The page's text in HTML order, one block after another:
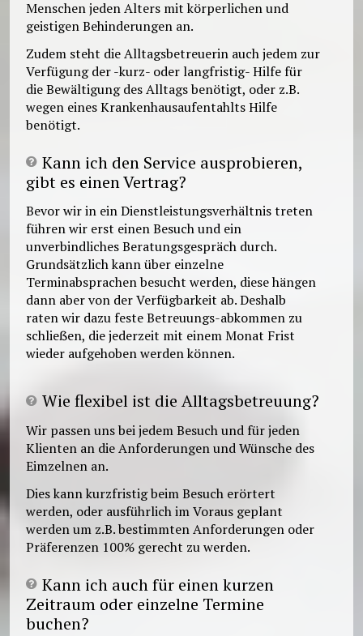
Menschen jeden Alters mit körperlichen und
geistigen Behinderungen an.
Zudem steht die Alltagsbetreuerin auch jedem zur
Verfügung der -kurz- oder langfristig- Hilfe für
die Bewältigung des Alltags benötigt, oder z.B.
wegen eines Krankenhausaufentahlts Hilfe
benötigt.
Kann ich den Service ausprobieren,
gibt es einen Vertrag?
Bevor wir in ein Dienstleistungsverhältnis treten
führen wir erst einen Besuch und ein
unverbindliches Beratungsgespräch durch.
Grundsätzlich kann über einzelne
Terminabsprachen besucht werden, diese hängen
dann aber von der Verfügbarkeit ab. Deshalb
raten wir dazu feste Betreuungs-abkommen zu
schlieẞen, die jederzeit mit einem Monat Frist
wieder aufgehoben werden können.
Wie flexibel ist die Alltagsbetreuung?
Wir passen uns bei jedem Besuch und für jeden
Klienten an die Anforderungen und Wünsche des
Eimzelnen an.
Dies kann kurzfristig beim Besuch erörtert
werden, oder ausführlich im Voraus geplant
werden um z.B. bestimmten Anforderungen oder
Präferenzen 100% gerecht zu werden.
Kann ich auch für einen kurzen
Zeitraum oder einzelne Termine
buchen?